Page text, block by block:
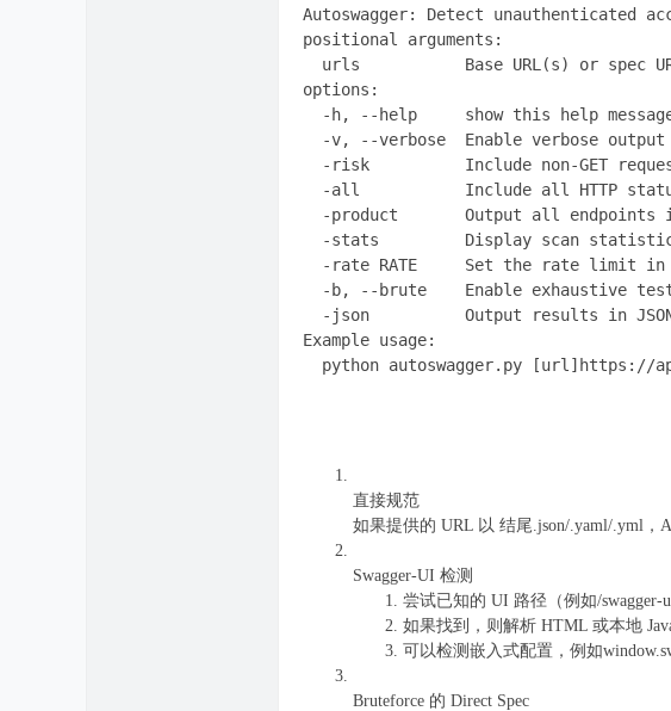
Autoswagger: Detect unauthenticated
positional arguments:
urls           Base URL(s) or spec
options:
-h, --help     show this help
  -v, --verbose  Enable verbose output
-risk          Include non-GET
-all           Include all HTTP
-product       Output all endpoints
-stats         Display scan
-rate RATE     Set the rate limit
-b, --brute    Enable exhaustive
-json          Output results in
Example usage:
python autoswagger.py [url]https://
直接规范
如果提供的 URL 以 结尾.json/.yaml/.yml，
Swagger-UI 检测
尝试已知的 UI 路径（例如/swagger-
如果找到，则解析 HTML 或本地
可以检测嵌入式配置，例如
Bruteforce 的 Direct Spec